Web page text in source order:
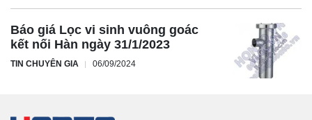
Báo giá Lọc vi sinh vuông goác
kết nối Hàn ngày 31/1/2023
TIN CHUYÊN GIA 06/09/2024